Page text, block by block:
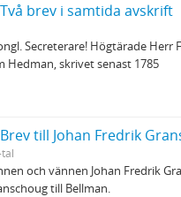
brev i samtida avskrift
Secreterare! Högtärade Herr
Hedman, skrivet senast 1785
till Johan Fredrik
och vännen Johan Fredrik
till Bellman.